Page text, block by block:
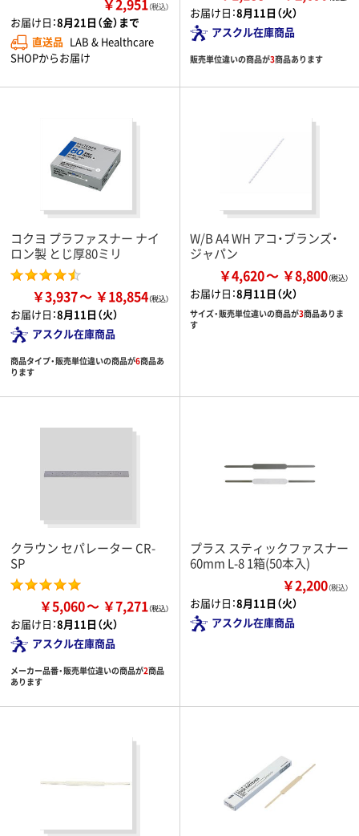
￥2,951（税込）
お届け日：8月21日（金）まで
直送品 LAB & Healthcare
SHOPからお届け
お届け日：8月11日（火）
アスクル在庫商品
販売単位違いの商品が3商品あります
コクヨ プラファスナー ナイ
ロン製 とじ厚80ミリ
￥3,937 ￥18,854
お届け日：8月11日（火）
アスクル在庫商品
商品タイプ・販売単位違いの商品が6商品あ
ります
W/B A4 WH アコ・ブランズ・
ジャパン
￥4,620 ￥8,800
お届け日：8月11日（火）
サイズ・販売単位違いの商品が3商品ありま
す
クラウン セパレーター CR-
SP
￥5,060 ￥7,271
お届け日：8月11日（火）
アスクル在庫商品
メーカー品番・販売単位違いの商品が2商品
あります
プラス スティックファスナー
60mm L-8 1箱(50本入)
￥2,200（税込）
お届け日：8月11日（火）
アスクル在庫商品